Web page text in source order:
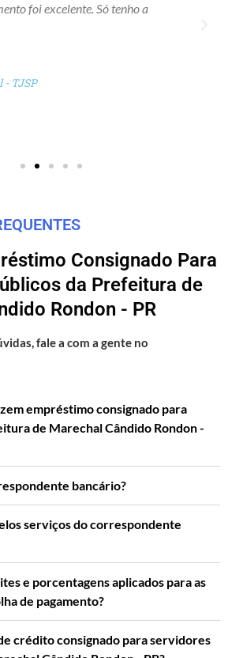
foi excelente. Só tenho a
TJSP
Consignado Para
da Prefeitura de
Rondon - PR
fale a com a gente no
empréstimo consignado para
de Marechal Cândido Rondon -
bancário?
serviços do correspondente
e porcentagens aplicados para as
de pagamento?
crédito consignado para servidores